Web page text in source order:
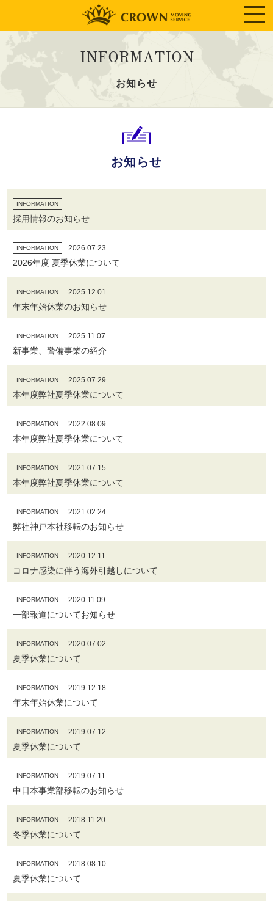
INFORMATION
お知らせ
お知らせ
INFORMATION
採用情報のお知らせ
INFORMATION 2026.07.23
2026年度 夏季休業について
INFORMATION 2025.12.01
年末年始休業のお知らせ
INFORMATION 2025.11.07
新事業、警備事業の紹介
INFORMATION 2025.07.29
本年度弊社夏季休業について
INFORMATION 2022.08.09
本年度弊社夏季休業について
INFORMATION 2021.07.15
本年度弊社夏季休業について
INFORMATION 2021.02.24
弊社神戸本社移転のお知らせ
INFORMATION 2020.12.11
コロナ感染に伴う海外引越しについて
INFORMATION 2020.11.09
一部報道についてお知らせ
INFORMATION 2020.07.02
夏季休業について
INFORMATION 2019.12.18
年末年始休業について
INFORMATION 2019.07.12
夏季休業について
INFORMATION 2019.07.11
中日本事業部移転のお知らせ
INFORMATION 2018.11.20
冬季休業について
INFORMATION 2018.08.10
夏季休業について